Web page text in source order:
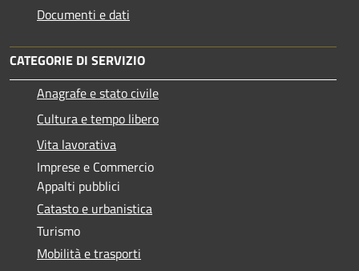
Documenti e dati
CATEGORIE DI SERVIZIO
Anagrafe e stato civile
Cultura e tempo libero
Vita lavorativa
Imprese e Commercio
Appalti pubblici
Catasto e urbanistica
Turismo
Mobilità e trasporti